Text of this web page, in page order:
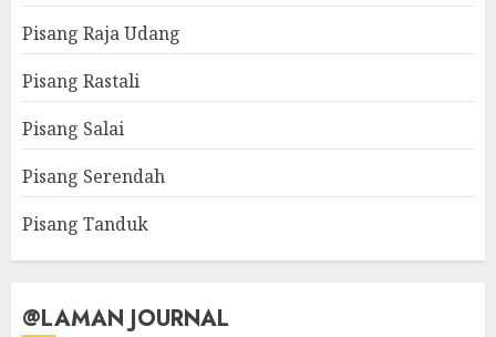
Pisang Raja Udang
Pisang Rastali
Pisang Salai
Pisang Serendah
Pisang Tanduk
@LAMAN JOURNAL